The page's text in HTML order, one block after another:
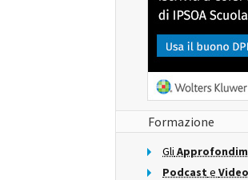
Formazione
Gli
Podcast e Video